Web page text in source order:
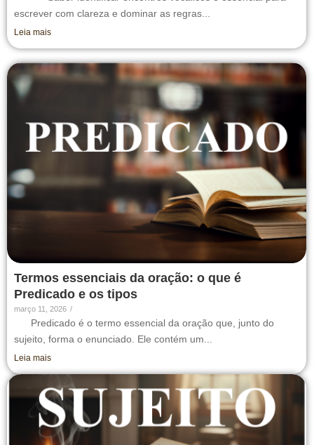
escrever com clareza e dominar as regras...
Leia mais
Termos essenciais da oração: o que é
Predicado e os tipos
março 11, 2026 /
Predicado é o termo essencial da oração que, junto do
sujeito, forma o enunciado. Ele contém um...
Leia mais